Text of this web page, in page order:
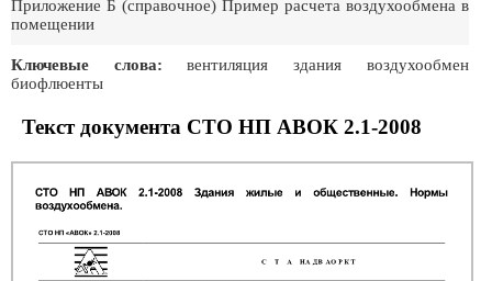
Приложение Б (справочное) Пример расчета воздухообмена в
помещении
Ключевые слова: вентиляция здания воздухообмен
биофлюенты
Текст документа СТО НП АВОК 2.1-2008